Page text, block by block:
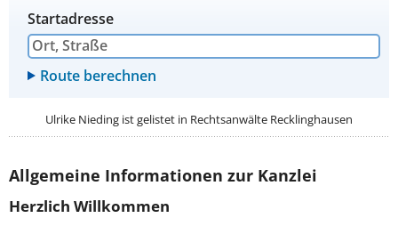
Startadresse
Ulrike Nieding ist gelistet in Rechtsanwälte Recklinghausen
Allgemeine Informationen zur Kanzlei
Herzlich Willkommen